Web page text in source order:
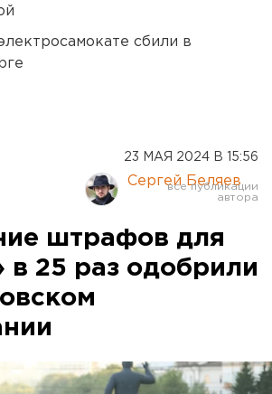
сбили в
23 МАЯ 2024 В 15:56
Сергей Беляев
штрафов для
в 25 раз одобрили